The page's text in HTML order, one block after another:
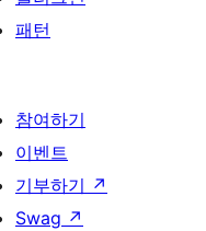
패턴
참여하기
이벤트
기부하기 ↗
Swag ↗